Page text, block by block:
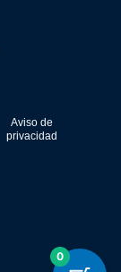
Aviso de
privacidad
0